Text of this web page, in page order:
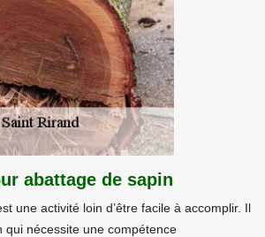
abattage de sapin
une activité loin d’être facile à accomplir. Il
qui nécessite une compétence